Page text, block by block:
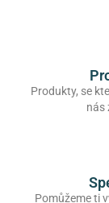
Produkty, se
nás
Pomůžeme ti